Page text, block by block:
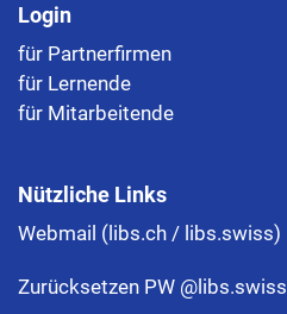
Login
für Partnerfirmen
für Lernende
für Mitarbeitende
Nützliche Links
Webmail (libs.ch / libs.swiss)
Zurücksetzen PW @libs.swiss